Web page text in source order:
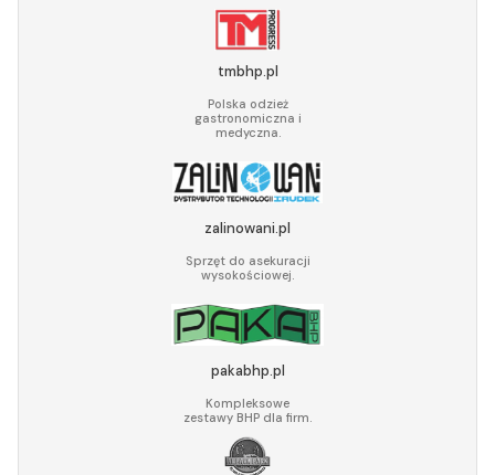
tmbhp.pl
Polska odzież
gastronomiczna i
medyczna.
zalinowani.pl
Sprzęt do asekuracji
wysokościowej.
pakabhp.pl
Kompleksowe
zestawy BHP dla firm.